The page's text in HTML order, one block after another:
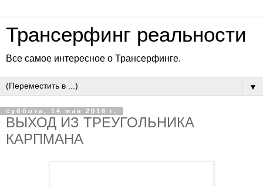
Трансерфинг реальности
Все самое интересное о Трансерфинге.
▼
суббота, 14 мая 2016 г.
ВЫХОД ИЗ ТРЕУГОЛЬНИКА
КАРПМАНА